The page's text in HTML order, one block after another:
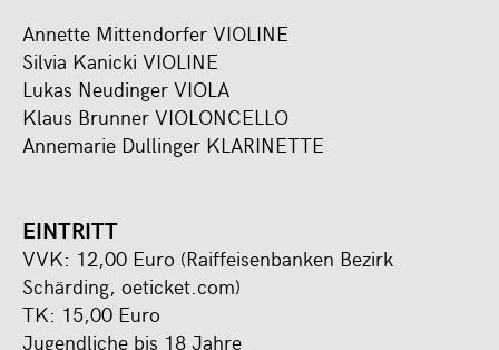
Annette Mittendorfer VIOLINE
Silvia Kanicki VIOLINE
Lukas Neudinger VIOLA
Klaus Brunner VIOLONCELLO
Annemarie Dullinger KLARINETTE
EINTRITT
VVK: 12,00 Euro (Raiffeisenbanken Bezirk
Schärding, oeticket.com)
TK: 15,00 Euro
Jugendliche bis 18 Jahre